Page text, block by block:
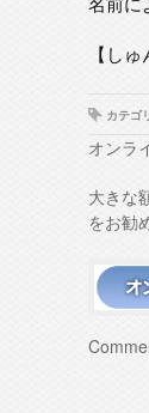
【しゅ
カテゴ
オンラ
大きな
をお勧